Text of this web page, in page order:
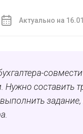
Актуально на
Нужно составить